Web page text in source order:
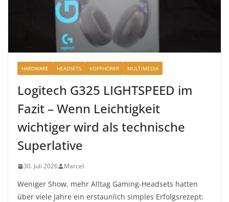
HARDWARE HEADSETS KOPFHÖRER MULTIMEDIA
Logitech G325 LIGHTSPEED im
Fazit – Wenn Leichtigkeit
wichtiger wird als technische
Superlative
30. Juli 2026 Marcel
Weniger Show, mehr Alltag Gaming-Headsets hatten
über viele Jahre ein erstaunlich simples Erfolgsrezept: